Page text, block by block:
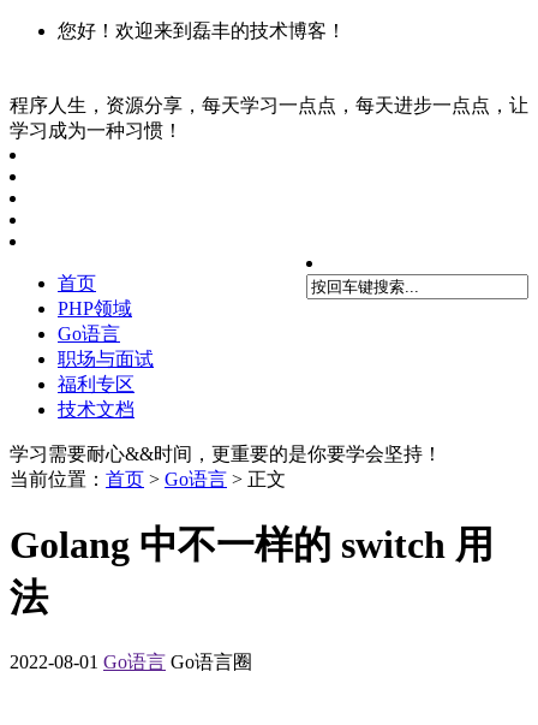
您好！欢迎来到磊丰的技术博客！
程序人生，资源分享，每天学习一点点，每天进步一点点，让
学习成为一种习惯！
首页
PHP领域
Go语言
职场与面试
福利专区
技术文档
学习需要耐心&&时间，更重要的是你要学会坚持！
当前位置： 首页 > Go语言 > 正文
Golang 中不一样的 switch 用
法
2022-08-01 Go语言 Go语言圈